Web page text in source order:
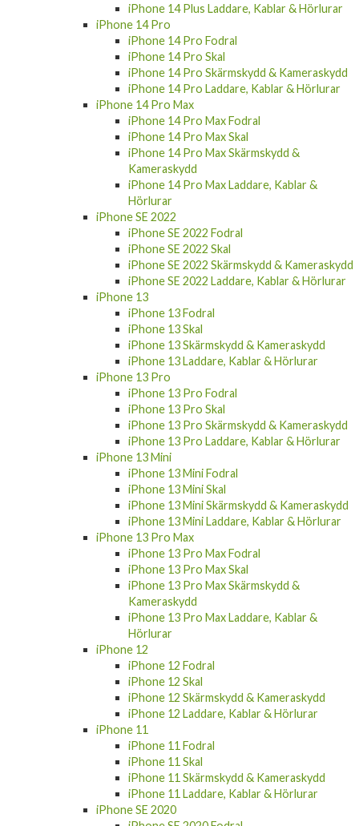
iPhone 14 Pro
iPhone 14 Pro Fodral
iPhone 14 Pro Skal
iPhone 14 Pro Skärmskydd & Kameraskydd
iPhone 14 Pro Laddare, Kablar & Hörlurar
iPhone 14 Pro Max
iPhone 14 Pro Max Fodral
iPhone 14 Pro Max Skal
iPhone 14 Pro Max Skärmskydd &
Kameraskydd
iPhone 14 Pro Max Laddare, Kablar &
Hörlurar
iPhone SE 2022
iPhone SE 2022 Fodral
iPhone SE 2022 Skal
iPhone SE 2022 Skärmskydd & Kameraskydd
iPhone SE 2022 Laddare, Kablar & Hörlurar
iPhone 13
iPhone 13 Fodral
iPhone 13 Skal
iPhone 13 Skärmskydd & Kameraskydd
iPhone 13 Laddare, Kablar & Hörlurar
iPhone 13 Pro
iPhone 13 Pro Fodral
iPhone 13 Pro Skal
iPhone 13 Pro Skärmskydd & Kameraskydd
iPhone 13 Pro Laddare, Kablar & Hörlurar
iPhone 13 Mini
iPhone 13 Mini Fodral
iPhone 13 Mini Skal
iPhone 13 Mini Skärmskydd & Kameraskydd
iPhone 13 Mini Laddare, Kablar & Hörlurar
iPhone 13 Pro Max
iPhone 13 Pro Max Fodral
iPhone 13 Pro Max Skal
iPhone 13 Pro Max Skärmskydd &
Kameraskydd
iPhone 13 Pro Max Laddare, Kablar &
Hörlurar
iPhone 12
iPhone 12 Fodral
iPhone 12 Skal
iPhone 12 Skärmskydd & Kameraskydd
iPhone 12 Laddare, Kablar & Hörlurar
iPhone 11
iPhone 11 Fodral
iPhone 11 Skal
iPhone 11 Skärmskydd & Kameraskydd
iPhone 11 Laddare, Kablar & Hörlurar
iPhone SE 2020
iPhone SE 2020 Fodral